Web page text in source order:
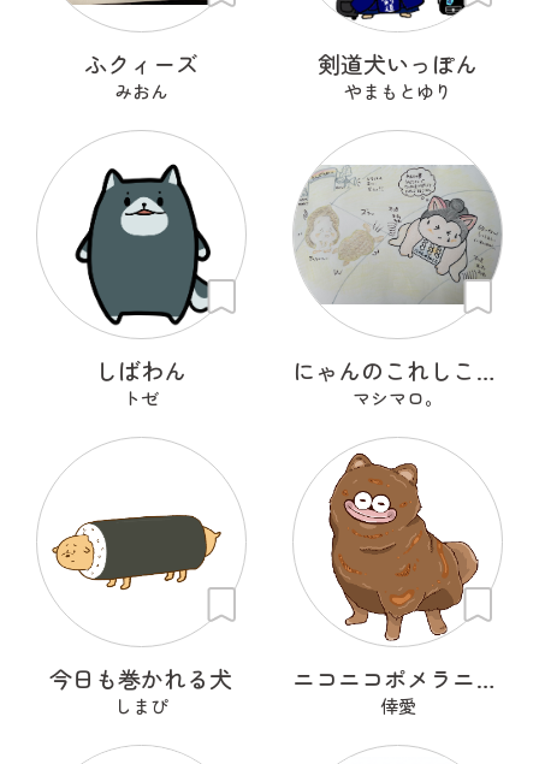
ふクィーズ
みおん
剣道犬いっぽん
やまもとゆり
しばわん
トゼ
にゃんのこれしこ ある日の夢 Ｎo.2
マシマロ。
今日も巻かれる犬
しまぴ
ニコニコポメラニアン
倖愛